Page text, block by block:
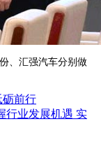
、汇强汽车分别做
砺前行
行业发展机遇 实